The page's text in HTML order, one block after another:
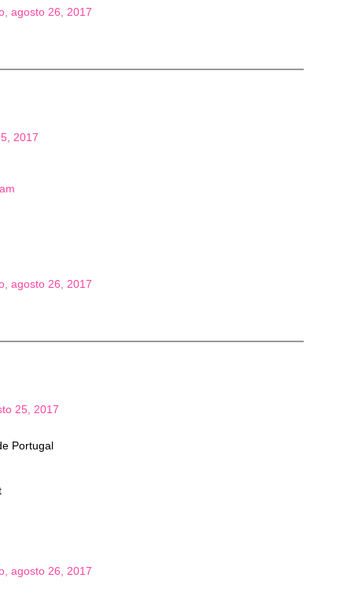
agosto 26, 2017
2017
agosto 26, 2017
25, 2017
Portugal
agosto 26, 2017